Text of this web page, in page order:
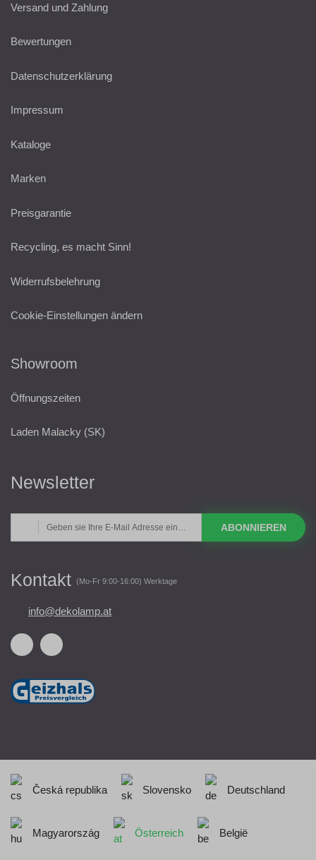
Versand und Zahlung
Bewertungen
Datenschutzerklärung
Impressum
Kataloge
Marken
Preisgarantie
Recycling, es macht Sinn!
Widerrufsbelehrung
Cookie-Einstellungen ändern
Showroom
Öffnungszeiten
Laden Malacky (SK)
Newsletter
ABONNIEREN
Kontakt (Mo-Fr 9:00-16:00) Werktage
info@dekolamp.at
Česká republika Slovensko Deutschland
Magyarország Österreich België